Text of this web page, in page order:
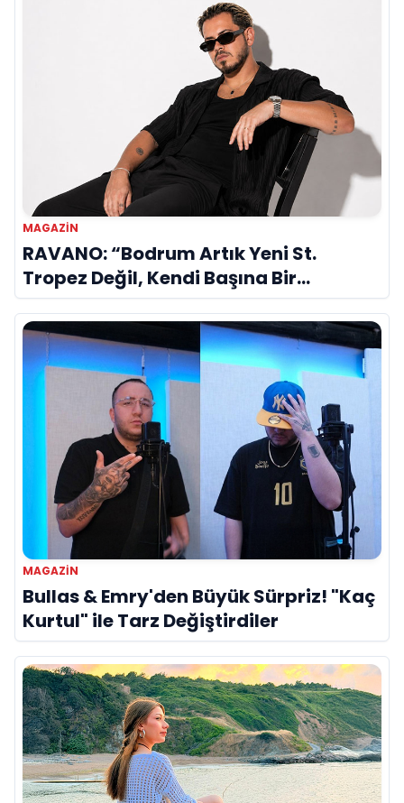
MAGAZIN
RAVANO: “Bodrum Artık Yeni St.
Tropez Değil, Kendi Başına Bir
Referans”
MAGAZIN
Bullas & Emry'den Büyük Sürpriz! "Kaç
Kurtul" ile Tarz Değiştirdiler